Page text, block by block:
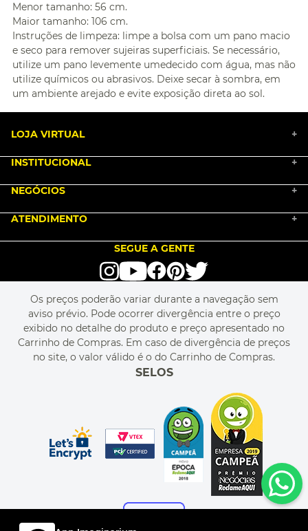
Menor tamanho: 56 cm.
Maior tamanho: 106 cm.
Instruções de limpeza: limpe a bolsa com um pano macio
e seco para remover sujeiras superficiais. Se necessário,
utilize um pano levemente umedecido com água, mas não
utilize químicos ou abrasivos. Deixe secar à sombra, em
um ambiente arejado e evite exposição direta ao sol.
LOJA VIRTUAL +
TERMOS DE USO
POLÍTICA DE PRIVACIDADE
PERGUNTAS FREQUENTES
MEU CADASTRO
MEU PEDIDO
CUPONS DE DESCONTO
INSTITUCIONAL +
BLOG
RASTREIE O SEU PEDIDO
MAPA DO SITE
NEGÓCIOS +
LOVE BRANDS
SEJA REVENDEDOR
LIVELO
ATENDIMENTO +
alô alô IMG
SEGUE A GENTE
Os preços poderão variar durante a navegação sem
aviso prévio. Pode ocorrer divergência entre o preço
exibido no detalhe do produto e preço apresentado no
Carrinho de Compras. Em caso de divergência de preços
no site, o valor válido é o do Carrinho de Compras.
SELOS